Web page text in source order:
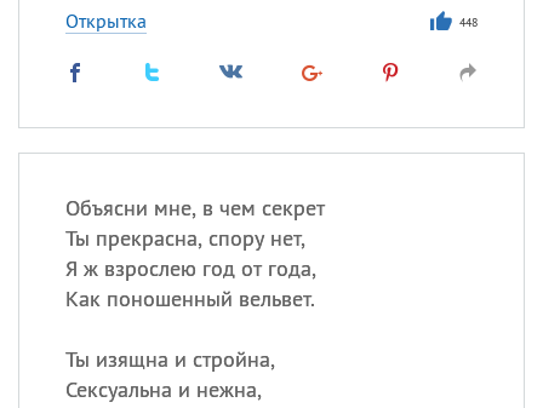
Открытка 448
Объясни мне, в чем секрет
Ты прекрасна, спору нет,
Я ж взрослею год от года,
Как поношенный вельвет.
Ты изящна и стройна,
Сексуальна и нежна,